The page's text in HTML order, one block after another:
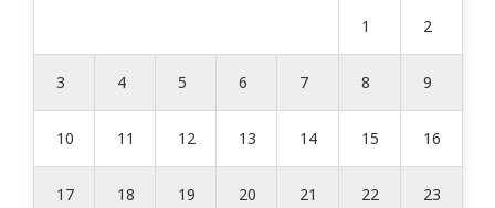
1 2
3 4 5 6 7 8 9
10 11 12 13 14 15 16
17 18 19 20 21 22 23